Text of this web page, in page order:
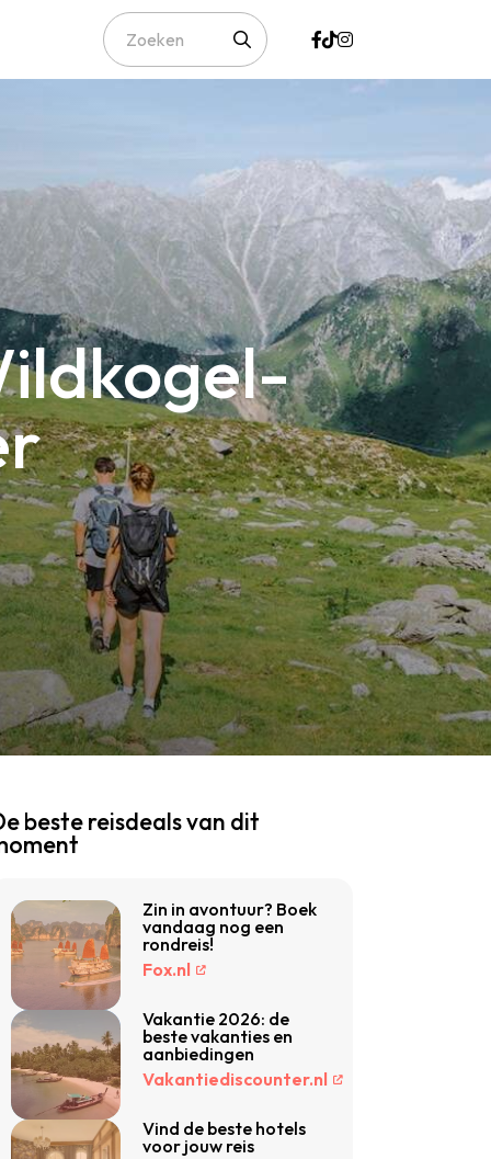
beste reisdeals van dit
Zin in avontuur? Boek
vandaag nog een
rondreis!
Fox.nl
Vakantie 2026: de
beste vakanties en
aanbiedingen
Vakantiediscounter.nl
Vind de beste hotels
voor jouw reis